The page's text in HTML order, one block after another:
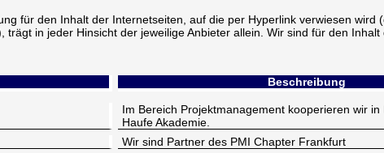
für den Inhalt der Internetseiten, auf die per Hyperlink verwiesen wird
trägt in jeder Hinsicht der jeweilige Anbieter allein. Wir sind für den
Beschreibung
Im Bereich Projektmanagement kooperieren wir
Haufe Akademie.
Wir sind Partner des PMI Chapter Frankfurt